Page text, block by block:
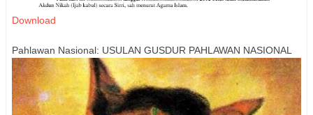
Download
Pahlawan Nasional: USULAN GUSDUR PAHLAWAN NASIONAL